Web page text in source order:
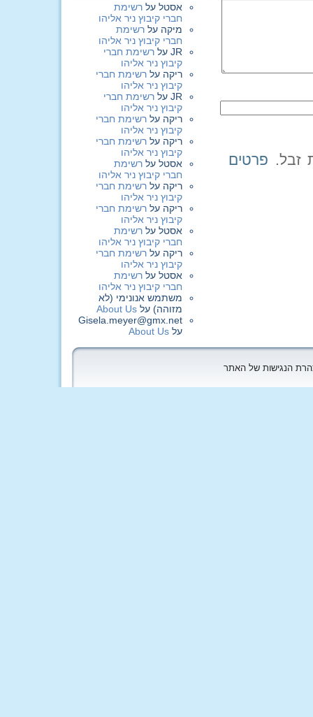
פרטים
אסטל על רשימת
חברי קיבוץ ניר אליהו
מיקה על רשימת
חברי קיבוץ ניר אליהו
JR על רשימת חברי
קיבוץ ניר אליהו
ריקה על רשימת חברי
קיבוץ ניר אליהו
JR על רשימת חברי
קיבוץ ניר אליהו
ריקה על רשימת חברי
קיבוץ ניר אליהו
ריקה על רשימת חברי
קיבוץ ניר אליהו
אסטל על רשימת
חברי קיבוץ ניר אליהו
ריקה על רשימת חברי
קיבוץ ניר אליהו
ריקה על רשימת חברי
קיבוץ ניר אליהו
אסטל על רשימת
חברי קיבוץ ניר אליהו
ריקה על רשימת חברי
קיבוץ ניר אליהו
אסטל על רשימת
חברי קיבוץ ניר אליהו
משתמש אנונימי (לא
מזוהה) על About Us
Gisela.meyer@gmx.net
על About Us
הנגישות של האתר